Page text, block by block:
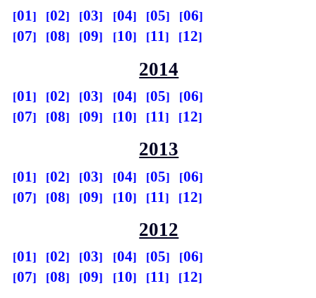
01 02 03 04 05
06
07
08 09 10 11 12
2014
01 02 03 04 05
06
07
08 09 10 11 12
2013
01 02 03 04 05
06
07
08 09 10 11 12
2012
01 02 03 04 05
06
07
08 09 10 11 12